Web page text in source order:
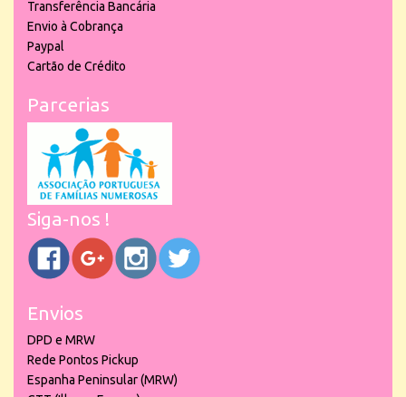
Transferência Bancária
Envio à Cobrança
Paypal
Cartão de Crédito
Parcerias
Siga-nos !
Envios
DPD e MRW
Rede Pontos Pickup
Espanha Peninsular (MRW)